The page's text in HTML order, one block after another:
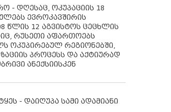
- დღესაც, ოკუპაციის 18
ევროკავშირის
წლის 12 აგვისტოს ცეცხლის
რუსეთი აფართოებს
ოკუპირებულ რეგიონებში,
პროცესს და აქტიურად
ანექსიისკენ
- დაიღუპა სამი ადამიანი